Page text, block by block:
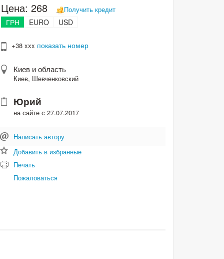
Цена:268 Получить кредит
ГРН EURO USD
+38 xxx показать номер
Киев и область
Киев, Шевченковский
Юрий
на сайте с 27.07.2017
Написать автору
Добавить в избранные
Печать
Пожаловаться